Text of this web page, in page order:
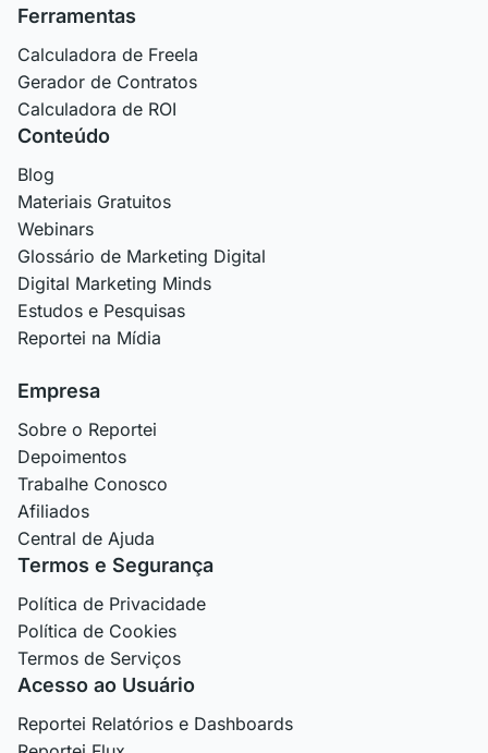
Ferramentas
Calculadora de Freela
Gerador de Contratos
Calculadora de ROI
Conteúdo
Blog
Materiais Gratuitos
Webinars
Glossário de Marketing Digital
Digital Marketing Minds
Estudos e Pesquisas
Reportei na Mídia
Empresa
Sobre o Reportei
Depoimentos
Trabalhe Conosco
Afiliados
Central de Ajuda
Termos e Segurança
Política de Privacidade
Política de Cookies
Termos de Serviços
Acesso ao Usuário
Reportei Relatórios e Dashboards